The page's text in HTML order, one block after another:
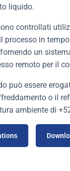
liquido.
controllati
processo in
un
remoto per il
può essere
o il
ambiente di